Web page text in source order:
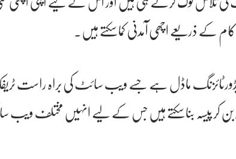
کے ذریعے اچھی آمدنی کماسکتے ہیں۔
ماڈل ہے جسے ویب سائٹ کی براہ راست
بن کر پیسہ بناسکتے ہیں جس کے لیے انہیں مختلف